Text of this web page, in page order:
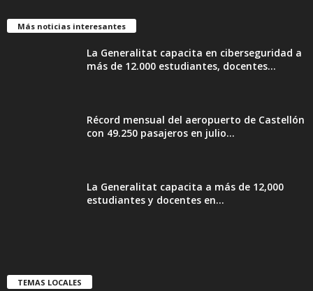
Más noticias interesantes
La Generalitat capacita en ciberseguridad a
más de 12.000 estudiantes, docentes...
Récord mensual del aeropuerto de Castellón
con 49.250 pasajeros en julio...
La Generalitat capacita a más de 12,000
estudiantes y docentes en...
TEMAS LOCALES